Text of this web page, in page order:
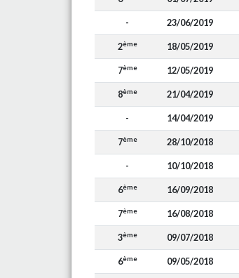
- 23/06/2019
2ème 18/05/2019
7ème 12/05/2019
8ème 21/04/2019
- 14/04/2019
7ème 28/10/2018
- 10/10/2018
6ème 16/09/2018
7ème 16/08/2018
3ème 09/07/2018
6ème 09/05/2018